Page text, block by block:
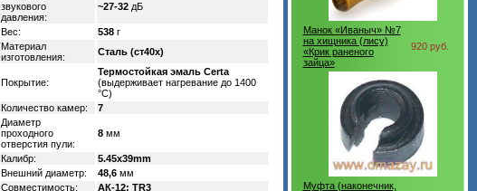
звукового
давления:
~27-32 дБ
Вес: 538 г
Материал
изготовления:
Сталь (ст40х)
Покрытие:
Термостойкая эмаль Certa
(выдерживает нагревание до 1400
°C)
Количество камер:
7
Диаметр
проходного
отверстия пули:
8мм
Калибр:
5.45x39mm
Внешний диаметр:
48,6мм
Совместимость:
АК-12; TR3
Манок «Иваныч» №7
на хищника (лису)
«Крик раненого
зайца»
920 руб.
Муфта (наконечник,